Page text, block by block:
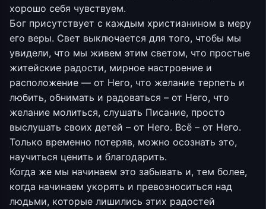
хорошо себя чувствуем.
Бог присутствует с каждым христианином в меру
его веры. Свет выключается для того, чтобы мы
увидели, что мы живем этим светом, что простые
житейские радости, мирное настроение и
расположение — от Него, что желание терпеть и
любить, обнимать и радоваться – от Него, что
желание молиться, слушать Писание, просто
выслушать своих детей – от Него. Всё – от Него.
Только временно потеряв, можно осознать это,
научиться ценить и благодарить.
Когда же мы начинаем это забывать и, тем более,
когда начинаем укорять и превозноситься над
людьми, которые лишились этих радостей